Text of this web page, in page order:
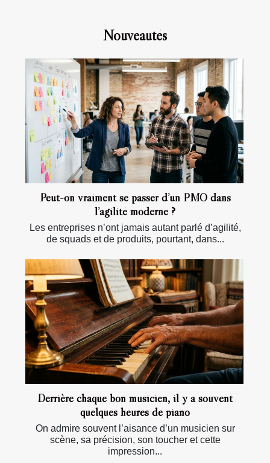
Nouveautés
Peut-on vraiment se passer d’un PMO dans
l’agilité moderne ?
Les entreprises n’ont jamais autant parlé d’agilité,
de squads et de produits, pourtant, dans...
Derrière chaque bon musicien, il y a souvent
quelques heures de piano
On admire souvent l’aisance d’un musicien sur
scène, sa précision, son toucher et cette
impression...